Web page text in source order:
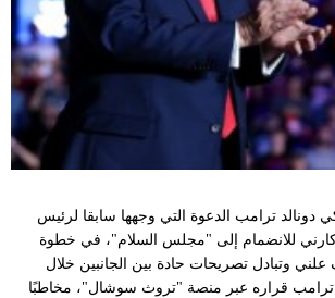
سيارات
ترامب الدعوة التي وجهها سابقا لرئيس
كارني للانضمام إلى "مجلس السلام"، في خطوة
وتبادل تصريحات حادة بين الجانبين خلال
ترامب قراره عبر منصة "تروث سوشال"، مخاطبًا